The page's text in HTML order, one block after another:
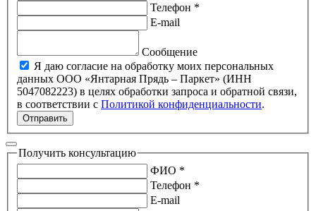
Телефон *
E-mail
Сообщение
Я даю согласие на обработку моих персональных
данных ООО «Янтарная Прядь – Паркет» (ИНН
5047082223) в целях обработки запроса и обратной связи,
в соответствии с Политикой конфиденциальности.
Отправить
Получить консультацию
ФИО *
Телефон *
E-mail